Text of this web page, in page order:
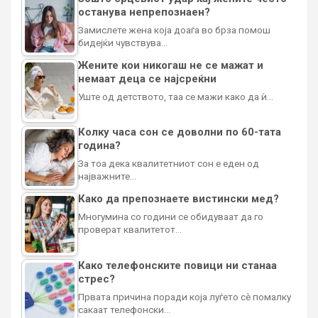
останува непрепознаен?
Замислете жена која доаѓа во брза помош
бидејќи чувствува…
Жените кои никогаш не се мажат и
немаат деца се најсреќни
Уште од детството, таа се мажи како да ѝ…
Колку часа сон се доволни по 60-тата
година?
За тоа дека квалитетниот сон е еден од
најважните…
Како да препознаете вистински мед?
Многумина со години се обидуваат да го
проверат квалитетот…
Како телефонските повици ни станаа
стрес?
Првата причина поради која луѓето сè помалку
сакаат телефонски…